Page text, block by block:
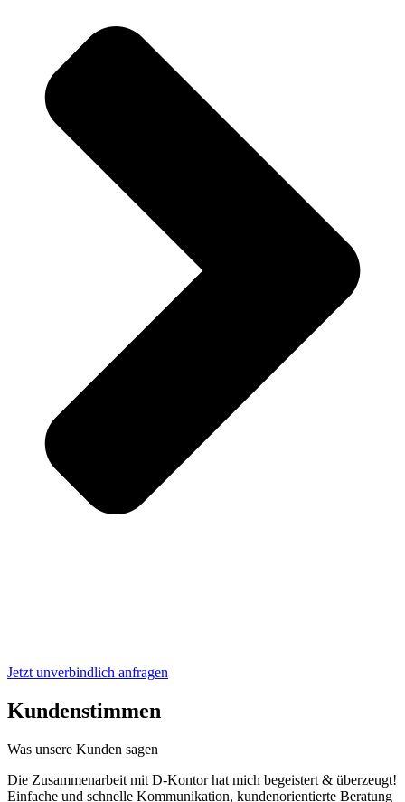
Jetzt unverbindlich anfragen
Kundenstimmen
Was unsere Kunden sagen
Die Zusammenarbeit mit D-Kontor hat mich begeistert & überzeugt!
Einfache und schnelle Kommunikation, kundenorientierte Beratung